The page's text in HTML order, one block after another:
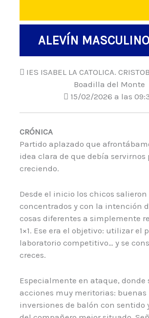
ALEVÍN
IES ISABEL LA CATOLICA.
Boadilla del Monte
15/02/2026 a las
CRÓNICA
Partido aplazado que
idea clara de que debía servirnos
creciendo.
Desde el inicio los chicos salieron
concentrados y con la intención
cosas diferentes a simplemente
1×1. Ese era el objetivo: utilizar el
laboratorio competitivo… y se
creces.
Especialmente en ataque, donde
acciones muy meritorias: buenas
inversiones de balón con sentido